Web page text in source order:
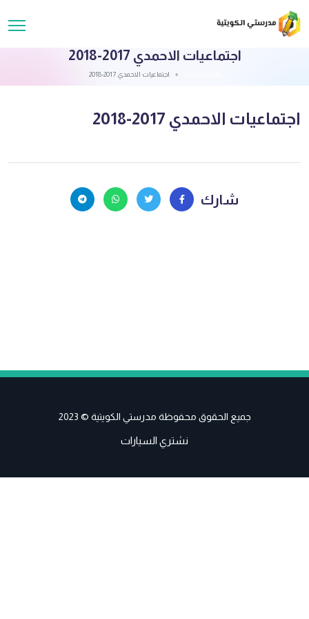
اجتماعيات الاحمدي 2017-2018
اجتماعيات الاحمدي 2017-2018
اجتماعيات الاحمدي 2017-2018
شارك
جميع الحقوق محفوظة مدرستي الكويتية © 2023
نشتري السيارات